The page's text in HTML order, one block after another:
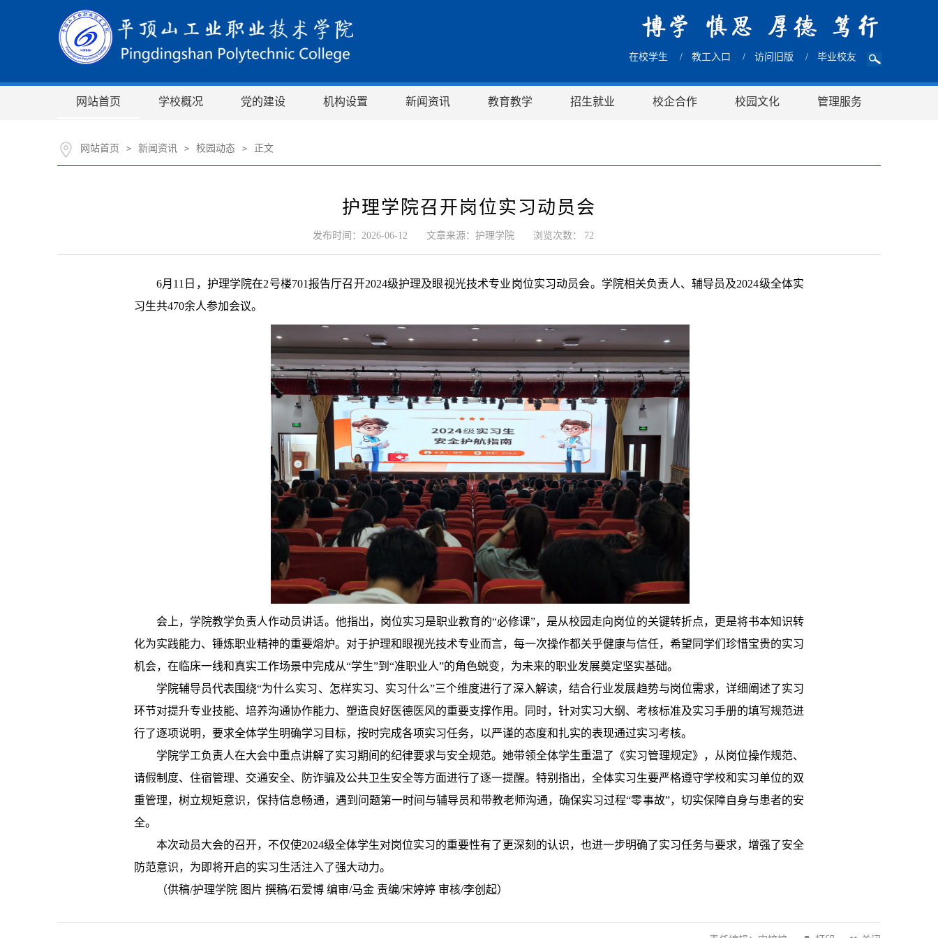
在校学生 / 教工入口 / 访问旧版 / 毕业校友
网站首页 学校概况 党的建设 机构设置 新闻资讯 教育教学 招生就业 校企合作 校园文化 管理服务
网站首页 > 新闻资讯 > 校园动态 > 正文
护理学院召开岗位实习动员会
发布时间：2026-06-12 文章来源：护理学院 浏览次数： 72
6月11日，护理学院在2号楼701报告厅召开2024级护理及眼视光技术专业岗位实习动员会。学院相关负责人、辅导员及2024级全体实
习生共470余人参加会议。
会上，学院教学负责人作动员讲话。他指出，岗位实习是职业教育的“必修课”，是从校园走向岗位的关键转折点，更是将书本知识转
化为实践能力、锤炼职业精神的重要熔炉。对于护理和眼视光技术专业而言，每一次操作都关乎健康与信任，希望同学们珍惜宝贵的实习
机会，在临床一线和真实工作场景中完成从“学生”到“准职业人”的角色蜕变，为未来的职业发展奠定坚实基础。
学院辅导员代表围绕“为什么实习、怎样实习、实习什么”三个维度进行了深入解读，结合行业发展趋势与岗位需求，详细阐述了实习
环节对提升专业技能、培养沟通协作能力、塑造良好医德医风的重要支撑作用。同时，针对实习大纲、考核标准及实习手册的填写规范进
行了逐项说明，要求全体学生明确学习目标，按时完成各项实习任务，以严谨的态度和扎实的表现通过实习考核。
学院学工负责人在大会中重点讲解了实习期间的纪律要求与安全规范。她带领全体学生重温了《实习管理规定》，从岗位操作规范、
请假制度、住宿管理、交通安全、防诈骗及公共卫生安全等方面进行了逐一提醒。特别指出，全体实习生要严格遵守学校和实习单位的双
重管理，树立规矩意识，保持信息畅通，遇到问题第一时间与辅导员和带教老师沟通，确保实习过程“零事故”，切实保障自身与患者的安
全。
本次动员大会的召开，不仅使2024级全体学生对岗位实习的重要性有了更深刻的认识，也进一步明确了实习任务与要求，增强了安全
防范意识，为即将开启的实习生活注入了强大动力。
（供稿/护理学院 图片 撰稿/石爱博 编审/马金 责编/宋婷婷 审核/李创起）